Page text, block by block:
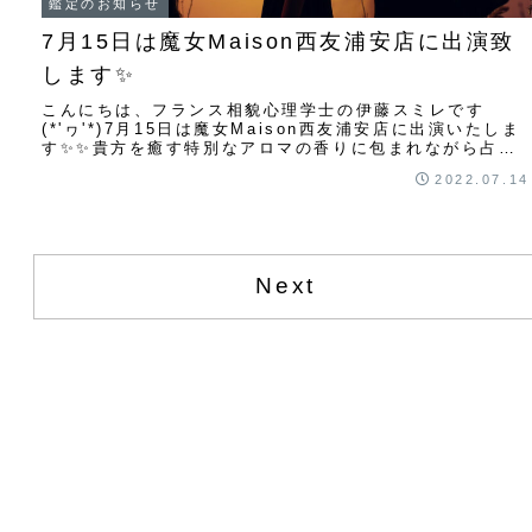
鑑定のお知らせ
7月15日は魔女Maison西友浦安店に出演致
します✨
こんにちは、フランス相貌心理学士の伊藤スミレです
(*'ヮ'*)7月15日は魔女Maison西友浦安店に出演いたしま
す✨✨貴方を癒す特別なアロマの香りに包まれながら占い
2022.07.14
Next